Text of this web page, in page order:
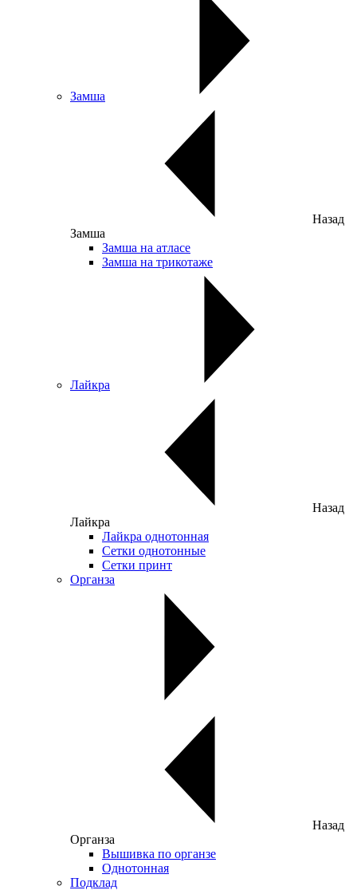
Замша
Назад
Замша
Замша на атласе
Замша на трикотаже
Лайкра
Назад
Лайкра
Лайкра однотонная
Сетки однотонные
Сетки принт
Органза
Назад
Органза
Вышивка по органзе
Однотонная
Подклад